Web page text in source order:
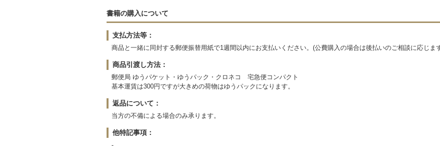
書籍の購入について
支払方法等：
商品と一緒に同封する郵便振替用紙で1週間以内にお支払いください。(公費購入の場合は後払いのご相談に応じま
商品引渡し方法：
郵便局 ゆうパケット・ゆうパック・クロネコ 宅急便コンパクト
基本運賃は300円ですが大きめの荷物はゆうパックになります。
返品について：
当方の不備による場合のみ承ります。
他特記事項：
-